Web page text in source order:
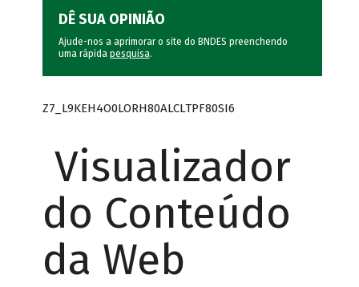
DÊ SUA OPINIÃO
Ajude-nos a aprimorar o site do BNDES preenchendo
uma rápida pesquisa.
Z7_L9KEH4O0LORH80ALCLTPF80SI6
Visualizador
do Conteúdo
da Web